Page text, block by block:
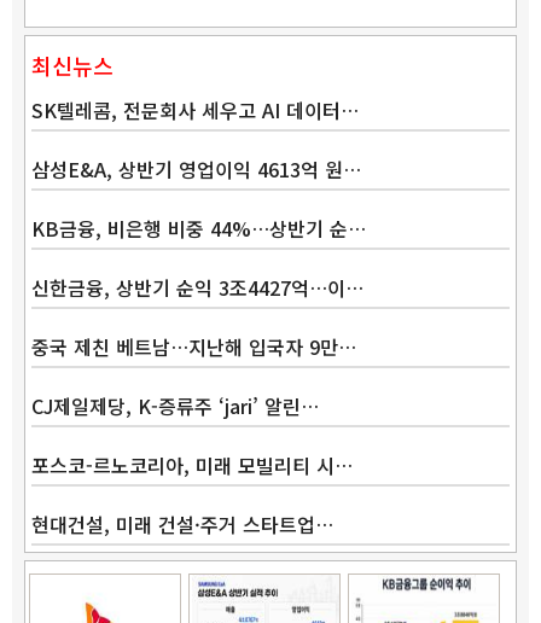
최신뉴스
SK텔레콤, 전문회사 세우고 AI 데이터…
삼성E&A, 상반기 영업이익 4613억 원…
KB금융, 비은행 비중 44%…상반기 순…
신한금융, 상반기 순익 3조4427억…이…
중국 제친 베트남…지난해 입국자 9만…
CJ제일제당, K-증류주 ‘jari’ 알린…
포스코-르노코리아, 미래 모빌리티 시…
현대건설, 미래 건설·주거 스타트업…